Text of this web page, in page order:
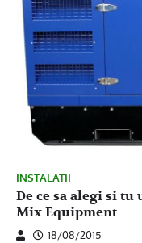
INSTALATII
De ce sa alegi si
Mix Equipment
18/08/2015